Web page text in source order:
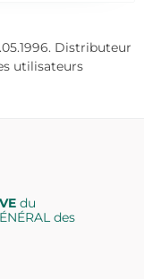
Distributeur
utilisateurs
du
des